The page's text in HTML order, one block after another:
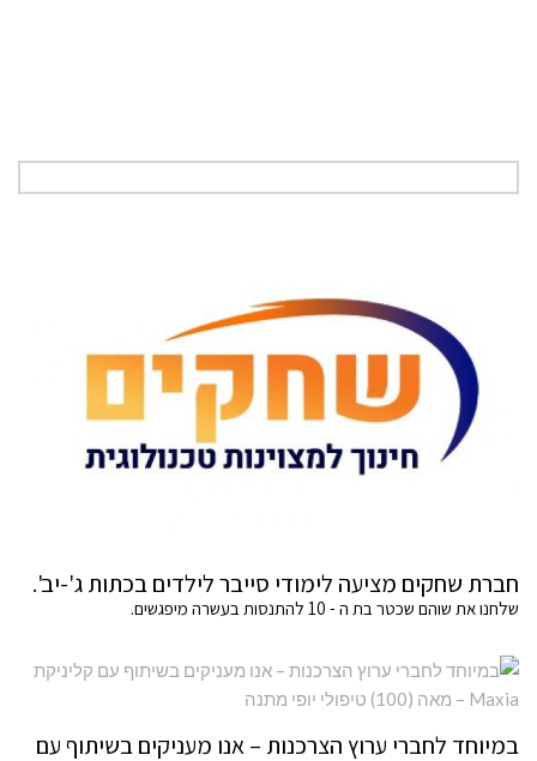
חברת שחקים מציעה לימודי סייבר לילדים בכתות ג'-יב'.
שלחנו את שוהם שכטר בת ה - 10 להתנסות בעשרה מיפגשים.
במיוחד לחברי ערוץ הצרכנות – אנו מעניקים בשיתוף עם